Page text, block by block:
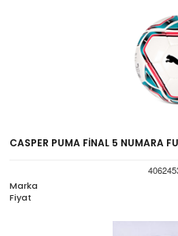
CASPER PUMA FİNAL 5 NUMARA
Marka
Fiyat